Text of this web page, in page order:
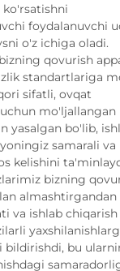
foydalanuvchi
o'z ichiga oladi.
qovurish
standartlariga
sifatli, ovqat
mo'ljallangan
yasalgan bo'lib,
samarali va
kelishini
bizning
almashtirgandan
va ishlab chiqarish
bildirishdi, bu